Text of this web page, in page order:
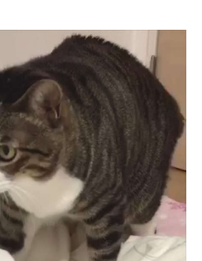
ー
pecocats
ねこ部をフォロー
をダウンロード済みの方
プリで開く